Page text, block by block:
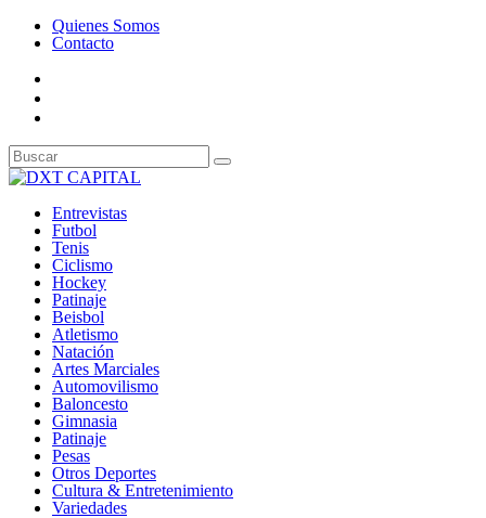
Quienes Somos
Contacto
Entrevistas
Futbol
Tenis
Ciclismo
Hockey
Patinaje
Beisbol
Atletismo
Natación
Artes Marciales
Automovilismo
Baloncesto
Gimnasia
Patinaje
Pesas
Otros Deportes
Cultura & Entretenimiento
Variedades